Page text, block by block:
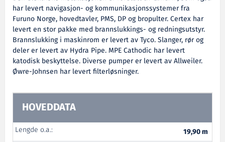
har levert navigasjon- og kommunikasjonssystemer fra
Furuno Norge, hovedtavler, PMS, DP og bropulter. Certex har
levert en stor pakke med brannslukkings- og redningsutstyr.
Brannslukking i maskinrom er levert av Tyco. Slanger, rør og
deler er levert av Hydra Pipe. MPE Cathodic har levert
katodisk beskyttelse. Diverse pumper er levert av Allweiler.
Øwre-Johnsen har levert filterløsninger.
HOVEDDATA
Lengde o.a.:
19,90 m